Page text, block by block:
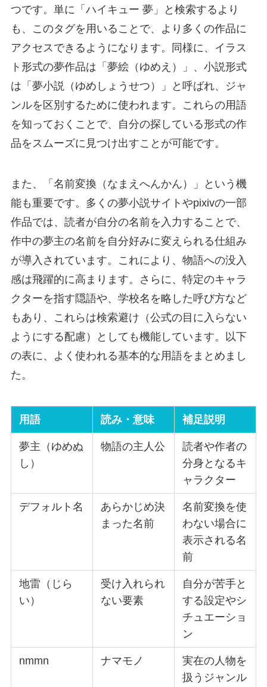
つです。単に「ハイキュー 夢」と検索するより
も、このタグを用いることで、より多くの作品に
アクセスできるようになります。同様に、イラス
ト形式の夢作品は「夢絵（ゆめえ）」、小説形式
は「夢小説（ゆめしょうせつ）」と呼ばれ、ジャ
ンルを区別するために使われます。これらの用語
を知っておくことで、自分の探している形式の作
品をスムーズに見つけ出すことが可能です。
また、「名前変換（なまえへんかん）」という機
能も重要です。多くの夢小説サイトやpixivの一部
作品では、読者が自分の名前を入力することで、
作中の夢主の名前を自分好みに変えられる仕組み
が導入されています。これにより、物語への没入
感は飛躍的に高まります。さらに、特定のキャラ
クターを指す隠語や、学校名を略した呼び方など
もあり、これらは検索避け（公式の目に入らない
ようにする配慮）としても機能しています。以下
の表に、よく使われる基本的な用語をまとめまし
た。
用語 読み・意味 補足説明
夢主（ゆめぬ
し）
物語の主人公
読者や作者の
分身となるキ
ャラクター
デフォルト名
あらかじめ決
まった名前
名前変換を使
わない場合に
表示される名
前
地雷（じら
い）
受け入れられ
ない要素
自分が苦手と
する設定やシ
チュエーショ
ン
nmmn ナマモノ
実在の人物を
扱うジャンル